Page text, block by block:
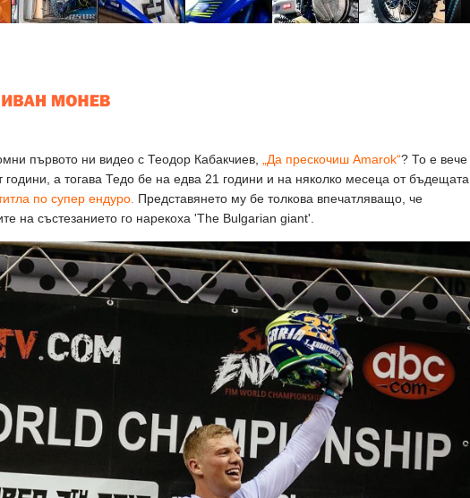
първото ни видео с Теодор Кабакчиев, „Да прескочиш Amarok“? То е вече
години, а тогава Тедо бе на едва 21 години и на няколко месеца от бъдещата
по супер ендуро. Представянето му бе толкова впечатляващо, че
на състезанието го нарекоха 'The Bulgarian giant'.